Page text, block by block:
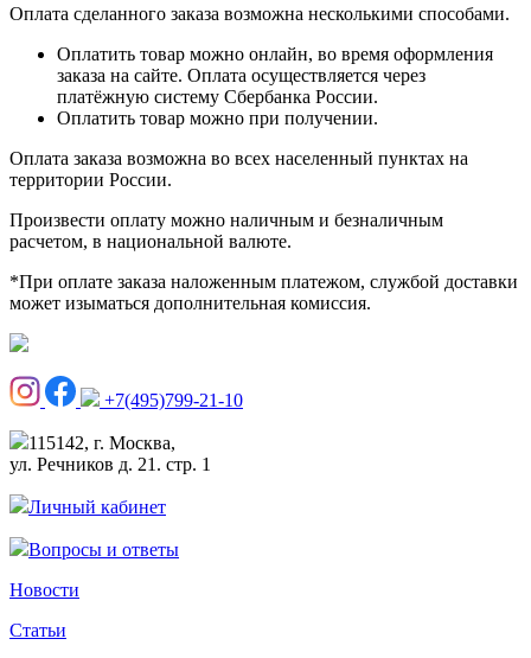
Оплата сделанного заказа возможна несколькими способами.
Оплатить товар можно онлайн, во время оформления
заказа на сайте. Оплата осуществляется через
платёжную систему Сбербанка России.
Оплатить товар можно при получении.
Оплата заказа возможна во всех населенный пунктах на
территории России.
Произвести оплату можно наличным и безналичным
расчетом, в национальной валюте.
*При оплате заказа наложенным платежом, службой доставки
может изыматься дополнительная комиссия.
+7(495)799-21-10
115142, г. Москва,
ул. Речников д. 21. стр. 1
Личный кабинет
Вопросы и ответы
Новости
Статьи